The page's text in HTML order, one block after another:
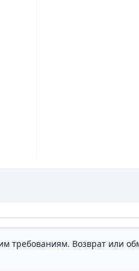
требованиям. Возврат или